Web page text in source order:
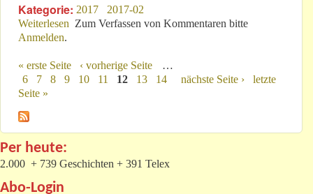
Kategorie: 2017
2017-02
Weiterlesen über Der Nürburgring: Das unbekannte Wesen?
Zum Verfassen von Kommentaren bitte
Anmelden.
Seiten
« erste Seite ‹ vorherige Seite
…
6
7 8 9 10 11 12 13 14 nächste Seite ›
letzte
Seite »
Per heute:
2.000 + 739 Geschichten + 391 Telex
Abo-Login